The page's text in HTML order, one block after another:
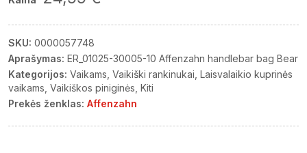
SKU: 0000057748
Aprašymas: ER_01025-30005-10 Affenzahn handlebar bag Bear
Kategorijos: Vaikams Vaikiški rankinukai Laisvalaikio kuprinės
vaikams Vaikiškos piniginės Kiti
Prekės ženklas: Affenzahn